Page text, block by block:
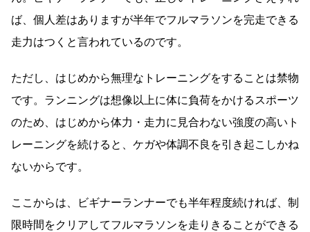
ば、個人差はありますが半年でフルマラソンを完走できる
走力はつくと言われているのです。
ただし、はじめから無理なトレーニングをすることは禁物
です。ランニングは想像以上に体に負荷をかけるスポーツ
のため、はじめから体力・走力に見合わない強度の高いト
レーニングを続けると、ケガや体調不良を引き起こしかね
ないからです。
ここからは、ビギナーランナーでも半年程度続ければ、制
限時間をクリアしてフルマラソンを走りきることができる